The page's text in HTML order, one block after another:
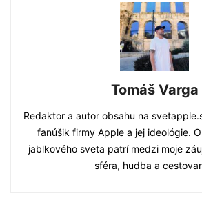
Tomáš Varga
Redaktor a autor obsahu na
fanúšik firmy Apple a jej ideológie.
jablkového sveta patrí medzi moje
sféra, hudba a